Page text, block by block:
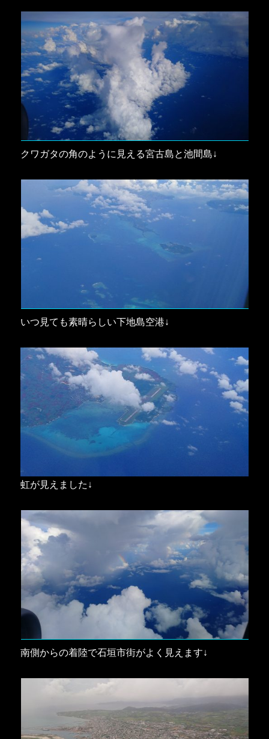
クワガタの角のように見える宮古島と池間島↓
いつ見ても素晴らしい下地島空港↓
虹が見えました↓
南側からの着陸で石垣市街がよく見えます↓